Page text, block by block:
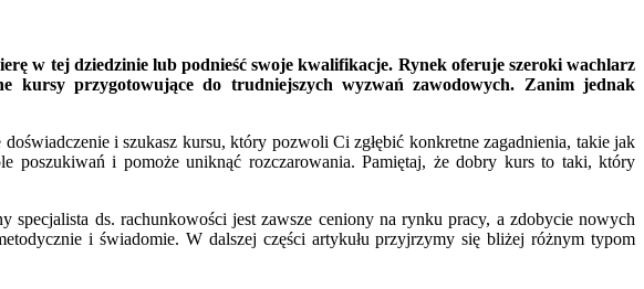
w tej dziedzinie lub podnieść swoje kwalifikacje. Rynek oferuje szeroki wachlarz
kursy przygotowujące do trudniejszych wyzwań zawodowych. Zanim jednak
i szukasz kursu, który pozwoli Ci zgłębić konkretne zagadnienia, takie jak
poszukiwań i pomoże uniknąć rozczarowania. Pamiętaj, że dobry kurs to taki, który
ds. rachunkowości jest zawsze ceniony na rynku pracy, a zdobycie nowych
i świadomie. W dalszej części artykułu przyjrzymy się bliżej różnym typom